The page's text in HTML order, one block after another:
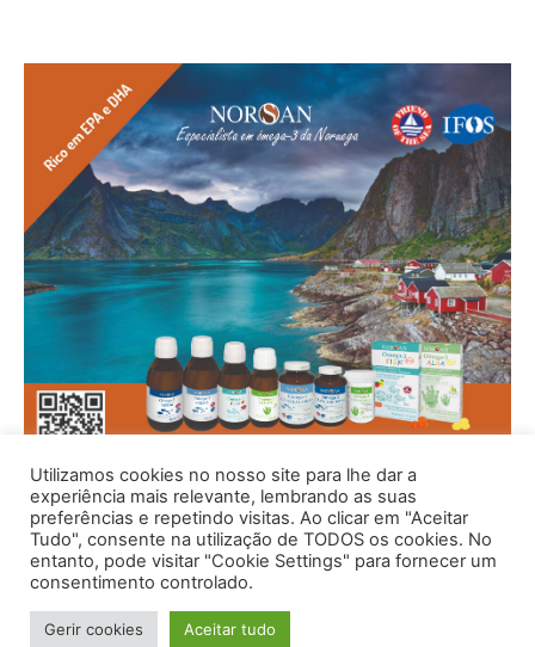
Utilizamos cookies no nosso site para lhe dar a
experiência mais relevante, lembrando as suas
preferências e repetindo visitas. Ao clicar em "Aceitar
Tudo", consente na utilização de TODOS os cookies. No
entanto, pode visitar "Cookie Settings" para fornecer um
consentimento controlado.
Gerir cookies Aceitar tudo